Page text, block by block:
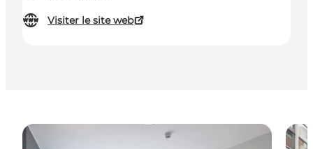
Visiter le site web